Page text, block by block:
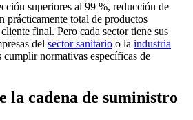
superiores al 99 %, reducción de
prácticamente total de productos
final. Pero cada sector tiene sus
del sector sanitario o la industria
cumplir normativas específicas de
la cadena de suministro